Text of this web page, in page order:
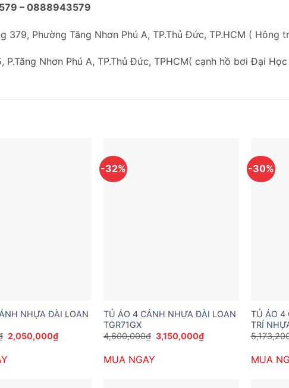
–0888943579
Phường Tăng Nhơn Phú A, TP.Thủ Đức, TP.HCM ( Hông
Nhơn Phú A, TP.Thủ Đức, TPHCM( cạnh hồ bơi Đại
NHỰA ĐÀI LOAN
Giá
gốc
2,050,000₫Giá
-32%
TỦ ÁO 4 CÁNH NHỰA ĐÀI LOAN
TGR71GX
4,600,000₫ Giá
gốc
3,150,000₫Giá
MUA NGAY
-30%
TỦ ÁO 4
TRÍ
MUA